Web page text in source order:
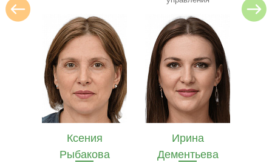
Ирина
Дементьева
Ярослав
Бобылёв